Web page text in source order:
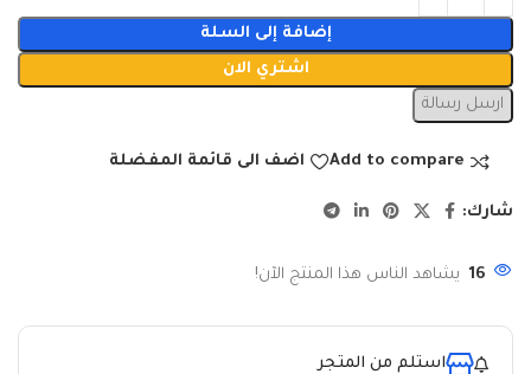
إضافة إلى السلة
اشتري الان
ارسل رسالة
Add to compare اضف الى قائمة المفضلة
شارك:
16 يشاهد الناس هذا المنتج الآن!
استلم من المتجر